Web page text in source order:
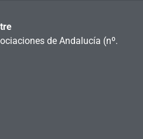
de Andalucía (nº.